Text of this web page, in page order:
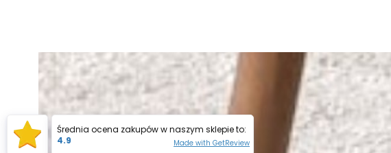
Średnia ocena zakupów w naszym sklepie to:
4.9
Made with GetReview